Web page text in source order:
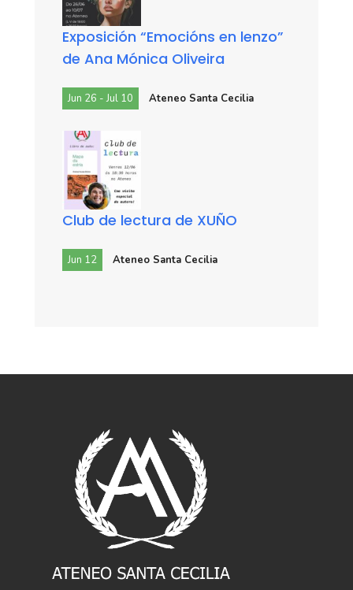
Exposición “Emocións en lenzo”
de Ana Mónica Oliveira
Jun 26 - Jul 10 Ateneo Santa Cecilia
Club de lectura de XUÑO
Jun 12 Ateneo Santa Cecilia